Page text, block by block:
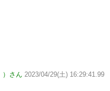
さん 2023/04/29(土) 16:29:41.99